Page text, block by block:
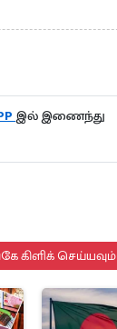
இல் இணைந்து
கிளிக் செய்யவும்